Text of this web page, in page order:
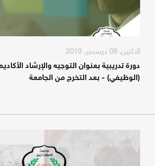
الاثنين, 09 ديسمبر, 2019
دورة تدريبية بعنوان التوجيه والإرشاد
(الوظيفي) - بعد التخرج من الجامعة